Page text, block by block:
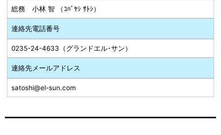
総務 小林 智 （ｺﾊﾞﾔｼ ｻﾄｼ）
連絡先電話番号
0235-24-4633（グランドエル･サン）
連絡先メールアドレス
satoshi@el-sun.com